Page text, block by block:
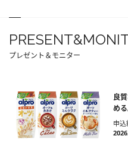
プレゼント＆モニター
良
め
申